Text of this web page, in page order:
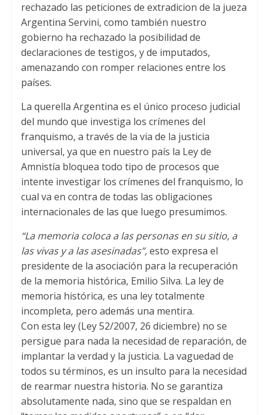
rechazado las peticiones de extradicion de la jueza
Argentina Servini, como también nuestro
gobierno ha rechazado la posibilidad de
declaraciones de testigos, y de imputados,
amenazando con romper relaciones entre los
países.
La querella Argentina es el único proceso judicial
del mundo que investiga los crímenes del
franquismo, a través de la via de la justicia
universal, ya que en nuestro país la Ley de
Amnistía bloquea todo tipo de procesos que
intente investigar los crímenes del franquismo, lo
cual va en contra de todas las obligaciones
internacionales de las que luego presumimos.
“La memoria coloca a las personas en su sitio, a
las vivas y a las asesinadas”,esto expresa el
presidente de la asociación para la recuperación
de la memoria histórica, Emilio Silva. La ley de
memoria histórica, es una ley totalmente
incompleta, pero además una mentira.
Con esta ley(Ley52/2007, 26 diciembre) no se
persigue para nada la necesidad de reparación, de
implantar la verdad y la justicia. La vaguedad de
todos su términos, es un insulto para la necesidad
de rearmar nuestra historia. No se garantiza
absolutamente nada, sino que se respaldan en